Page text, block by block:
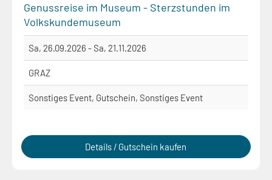
Genussreise im Museum - Sterzstunden im
Volkskundemuseum
Sa, 26.09.2026 - Sa, 21.11.2026
GRAZ
Sonstiges Event, Gutschein, Sonstiges Event
Details / Gutschein kaufen